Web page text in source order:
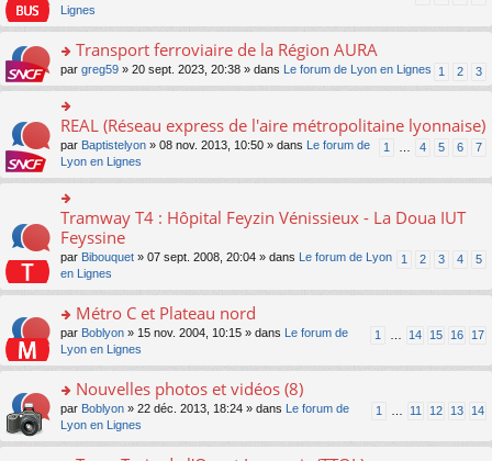
ré
c
nt
le
s
ré
c
e
nt
o
n
lu
pl
s
ré
c
nt
s
e
n
o
n
lu
pl
ré
e
nt
le
m
e
s
a
e
n
o
n
lu
le
pl
u
s
ré
c
e
nt
s
er
le
m
e
s
s
a
e
o
n
lu
le
pl
s
ré
c
e
nt
Lignes
o
n
s
ult
er
le
m
e
s
a
e
n
lu
le
pl
s
ré
c
e
Transport ferroviaire de la Région AURA
1 2 3
par greg59 » 20 sept. 2023, 20:38 » dans Le forum de Lyon en Lignes
o
n
s
le
m
e
s
s
a
e
n
o
n
lu
le
pl
REAL (Réseau express de l'aire métropolitaine lyonnaise)
1 4 5 6 7
par Baptistelyon » 08 nov. 2013, 10:50 » dans
Le forum de
Lyon en Lignes
o
n
ult
le
m
e
s
s
g
e
n
o
Tramway T4 : Hôpital Feyzin Vénissieux - La Doua IUT
Feyssine
1 2 3 4 5
par Bibouquet » 07 sept. 2008, 20:04 » dans
Le forum de Lyon
en Lignes
o
s
er
le
m
e
Métro C et Plateau nord
1 14 15 16 17
par Boblyon » 15 nov. 2004, 10:15 » dans
Le forum de
Lyon en Lignes
o
s
Nouvelles photos et vidéos (8)
1 11 12 13 14
par Boblyon » 22 déc. 2013, 18:24 » dans
Le forum de
Lyon en Lignes